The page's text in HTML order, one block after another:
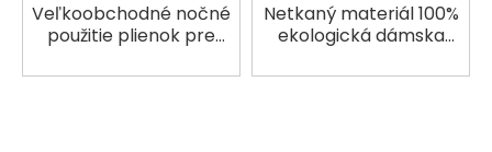
Veľkoobchodné nočné
použitie plienok pre
savosťou
Netkaný materiál 100%
ekologická dámska
veľkoobchodné